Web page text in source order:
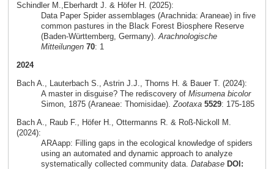
Schindler M.,Eberhardt J. & Höfer H. (2025):
Data Paper Spider assemblages (Arachnida: Araneae) in five
common pastures in the Black Forest Biosphere Reserve
(Baden-Württemberg, Germany).Arachnologische
Mitteilungen 70: 1
2024
Bach A., Lauterbach S., Astrin J.J., Thorns H. & Bauer T. (2024):
A master in disguise? The rediscovery of Misumena bicolor
Simon, 1875 (Araneae: Thomisidae). Zootaxa 5529: 175-185
Bach A., Raub F., Höfer H., Ottermanns R. & Roß-Nickoll M.
(2024):
ARAapp: Filling gaps in the ecological knowledge of spiders
using an automated and dynamic approach to analyze
systematically collected community data. Database DOI: